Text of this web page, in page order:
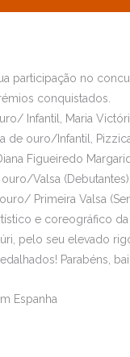
participação no
conquistados.
Infantil, Maria
de ouro/Infantil,
Figueiredo
Valsa
Primeira Valsa
e coreográfico
pelo seu elevado
Parabéns,
Espanha